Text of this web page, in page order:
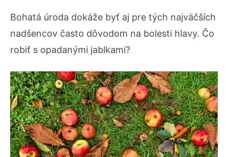
Bohatá úroda dokáže byť aj pre tých najväčších
nadšencov často dôvodom na bolesti hlavy. Čo
robiť s opadanými jablkami?